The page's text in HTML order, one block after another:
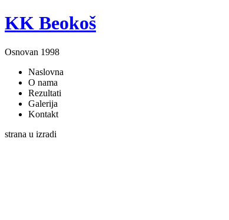
KK Beokoš
Osnovan 1998
Naslovna
O nama
Rezultati
Galerija
Kontakt
strana u izradi